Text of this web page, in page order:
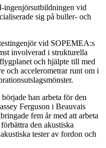
ingenjörsutbildningen vid
sig på buller- och
vid SOPEMEA:s
involverad i strukturella
och hjälpte till med
och accelerometrar runt om i
han arbeta för den
Ferguson i Beauvais
fem år med att arbeta
den akustiska
tester av fordon och